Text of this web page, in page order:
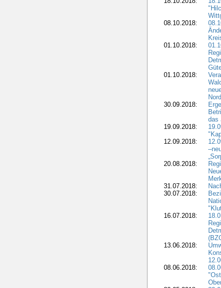
08.10.2018:
01.10.2018:
01.10.2018:
30.09.2018:
das
19.09.2018:
12.09.2018:
20.08.2018:
31.07.2018:
30.07.2018:
16.07.2018:
13.06.2018:
08.06.2018: